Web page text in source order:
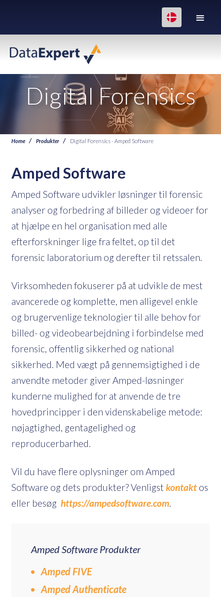
Digital Forensics
Home Produkter Digital Forensics - Amped Software
Amped Software
Amped Software udvikler løsninger til forensic
analyser og forbedring af billeder og videoer for
at hjælpe en hel organisation med alle
efterforskninger lige fra feltet, op til det
forensic laboratorium og derefter til retssalen.
Virksomheden fokuserer på at udvikle de mest
avancerede og komplette, men alligevel enkle
og brugervenlige teknologier til alle behov for
billed- og videobearbejdning i forbindelse med
forensic, offentlig sikkerhed og national
sikkerhed. Med vægt på gennemsigtighed i de
anvendte metoder giver Amped-løsninger
kunderne mulighed for at anvende de tre
hovedprincipper i den videnskabelige metode:
nøjagtighed, gentagelighed og
reproducerbarhed.
Vil du have flere oplysninger om Amped
Software og dets produkter? Venligst kontakt os
eller besøg https://ampedsoftware.com.
Amped Software Produkter
Amped FIVE
Amped Authenticate